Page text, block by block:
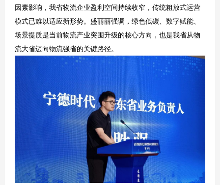
因素影响，我省物流企业盈利空间持续收窄，传统粗放式运营
模式已难以适应新形势。盛丽丽强调，绿色低碳、数字赋能、
场景提质是当前物流产业突围升级的核心方向，也是我省从物
流大省迈向物流强省的关键路径。